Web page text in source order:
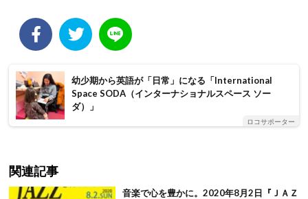
幼少期から英語が「日常」になる「International
Space SODA（インターナショナルスペース ソー
ダ）」
ロコサポーター
関連記事
音楽で心を豊かに。2020年8月2日『ＪＡＺ